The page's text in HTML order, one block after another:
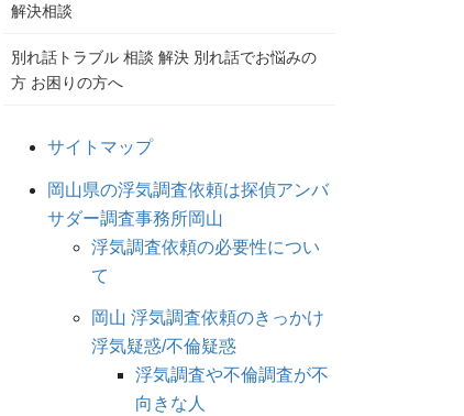
解決相談
別れ話トラブル 相談 解決 別れ話でお悩みの
方 お困りの方へ
サイトマップ
岡山県の浮気調査依頼は探偵アンバ
サダー調査事務所岡山
浮気調査依頼の必要性につい
て
岡山 浮気調査依頼のきっかけ
浮気疑惑/不倫疑惑
浮気調査や不倫調査が不
向きな人